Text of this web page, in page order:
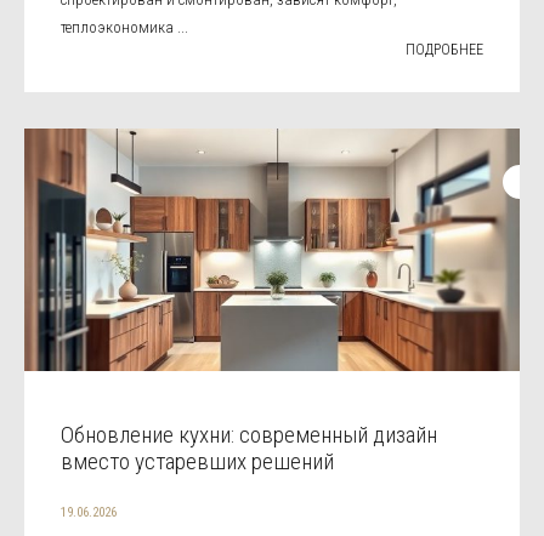
теплоэкономика ...
ПОДРОБНЕЕ
Обновление кухни: современный дизайн
вместо устаревших решений
19.06.2026